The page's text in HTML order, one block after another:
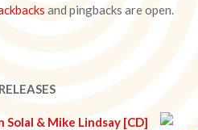
and pingbacks are open.
Solal & Mike Lindsay [CD]